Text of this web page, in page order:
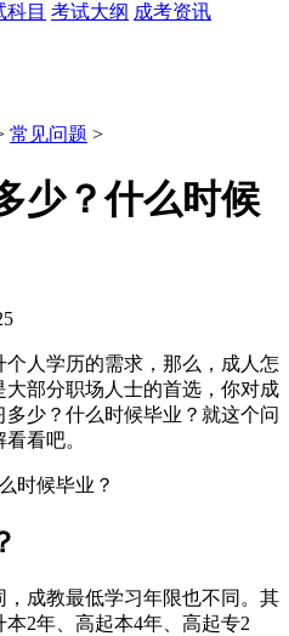
科目 考试大纲 成考资讯
常见问题 >
少？什么时候
人学历的需求，那么，成人怎
部分职场人士的首选，你对成
少？什么时候毕业？就这个问
看吧。
成教最低学习年限也不同。其
2年、高起本4年、高起专2